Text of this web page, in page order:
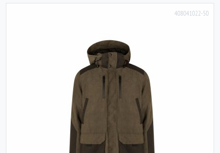
408041022-50